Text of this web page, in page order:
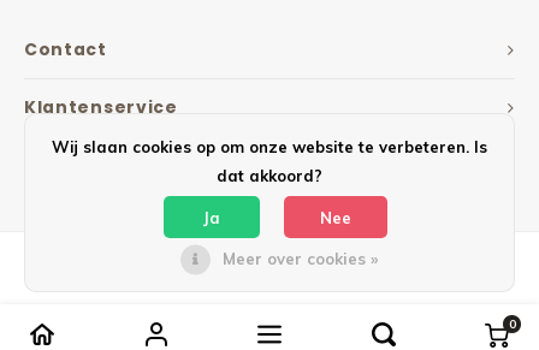
0
Contact
Klantenservice
© Copyright 2026 Mailbox Design - Powered byLightspeed
Vergelijk producten 0
Wij slaan cookies op om onze website te verbeteren. Is
dat akkoord?
Ja Nee
Meer over cookies »